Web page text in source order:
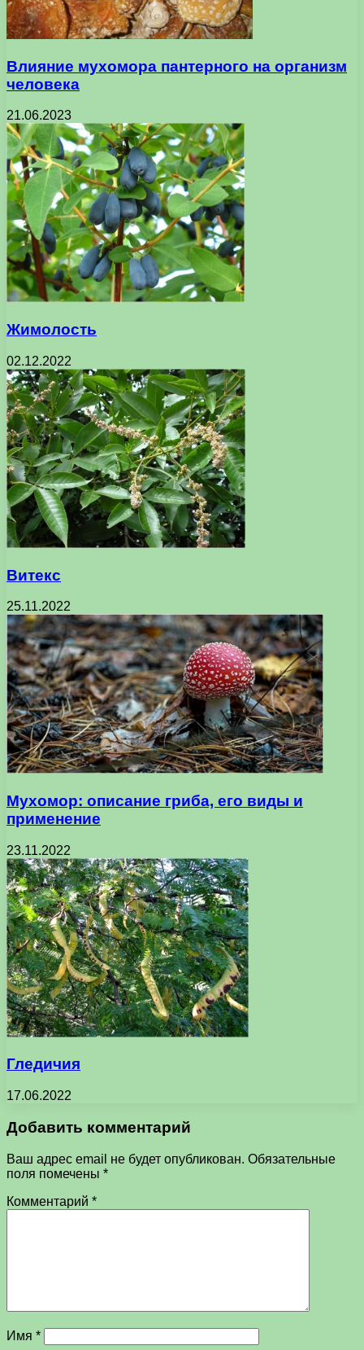
Влияние мухомора пантерного на организм
человека
21.06.2023
Жимолость
02.12.2022
Витекс
25.11.2022
Мухомор: описание гриба, его виды и
применение
23.11.2022
Гледичия
17.06.2022
Добавить комментарий
Ваш адрес email не будет опубликован. Обязательные
поля помечены *
Комментарий *
Имя *